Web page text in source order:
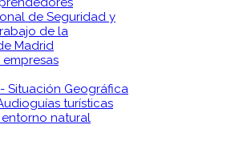
de Seguridad y
de la
Madrid
Situación Geográfica
turísticas
entorno natural